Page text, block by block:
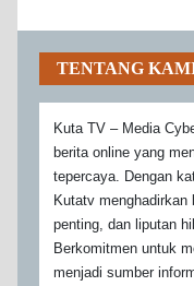
TENTANG
Kuta TV – Media
berita online yang
tepercaya. Dengan
Kutatv
penting, dan liputan
Berkomitmen untuk
menjadi sumber